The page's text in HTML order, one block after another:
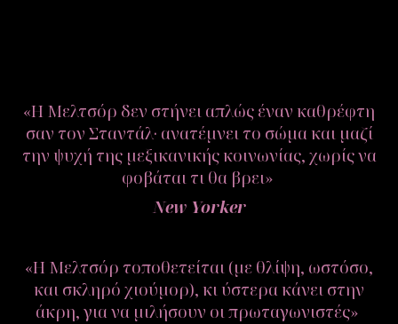
«Η Μελτσόρ δεν στήνει απλώς έναν καθρέφτη
σαν τον Σταντάλ· ανατέμνει το σώμα και μαζί
την ψυχή της μεξικανικής κοινωνίας, χωρίς να
φοβάται τι θα βρει»
New Yorker
«Η Μελτσόρ τοποθετείται (με θλίψη, ωστόσο,
και σκληρό χιούμορ), κι ύστερα κάνει στην
άκρη, για να μιλήσουν οι πρωταγωνιστές»